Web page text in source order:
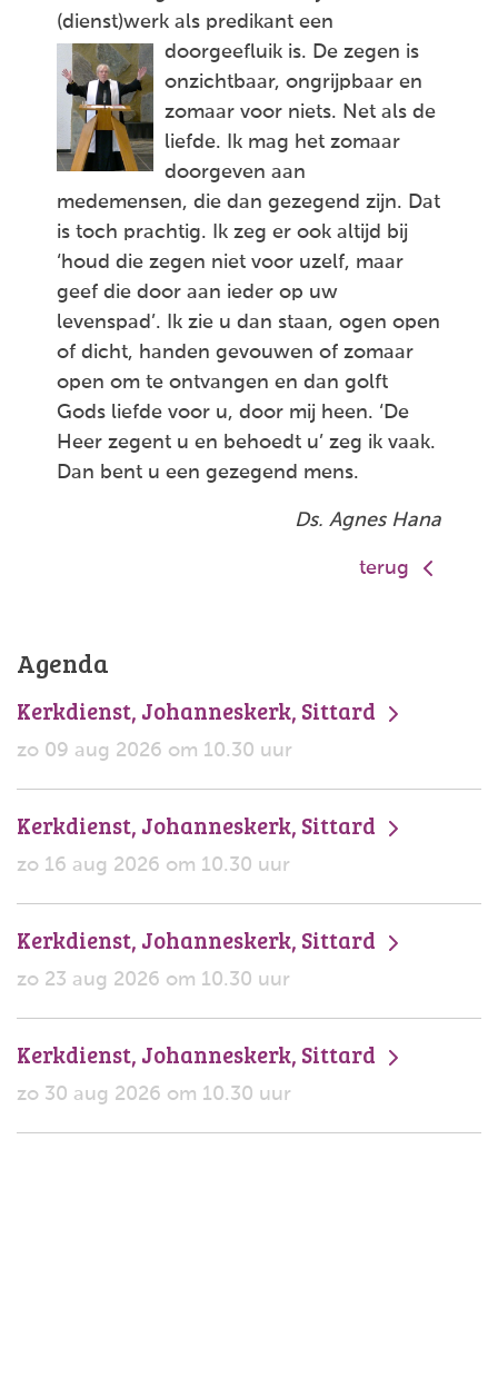
(dienst)werk als predikant een
doorgeefluik is. De zegen is
onzichtbaar, ongrijpbaar en
zomaar voor niets. Net als de
liefde. Ik mag het zomaar
doorgeven aan
medemensen, die dan gezegend zijn. Dat
is toch prachtig. Ik zeg er ook altijd bij
‘houd die zegen niet voor uzelf, maar
geef die door aan ieder op uw
levenspad’. Ik zie u dan staan, ogen open
of dicht, handen gevouwen of zomaar
open om te ontvangen en dan golft
Gods liefde voor u, door mij heen. ‘De
Heer zegent u en behoedt u’ zeg ik vaak.
Dan bent u een gezegend mens.
Ds. Agnes Hana
terug
Agenda
Kerkdienst, Johanneskerk, Sittard
zo 09 aug 2026 om 10.30 uur
Kerkdienst, Johanneskerk, Sittard
zo 16 aug 2026 om 10.30 uur
Kerkdienst, Johanneskerk, Sittard
zo 23 aug 2026 om 10.30 uur
Kerkdienst, Johanneskerk, Sittard
zo 30 aug 2026 om 10.30 uur